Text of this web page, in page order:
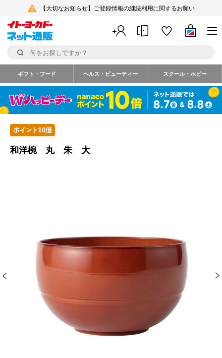
【大切なお知らせ】ご登録情報の継続利用に関するお願い
ギフト・フード ヘルス・ビューティー スクール・ホビー
和洋椀 丸 朱 大